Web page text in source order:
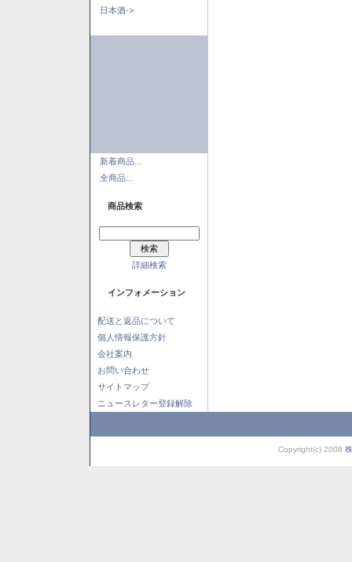
日本酒->
新着商品...
全商品...
商品検索
詳細検索
インフォメーション
配送と返品について
個人情報保護方針
会社案内
お問い合わせ
サイトマップ
ニュースレター登録解除
Copyright(c) 2008